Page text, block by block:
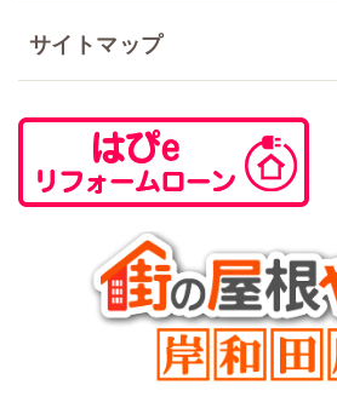
サイトマップ